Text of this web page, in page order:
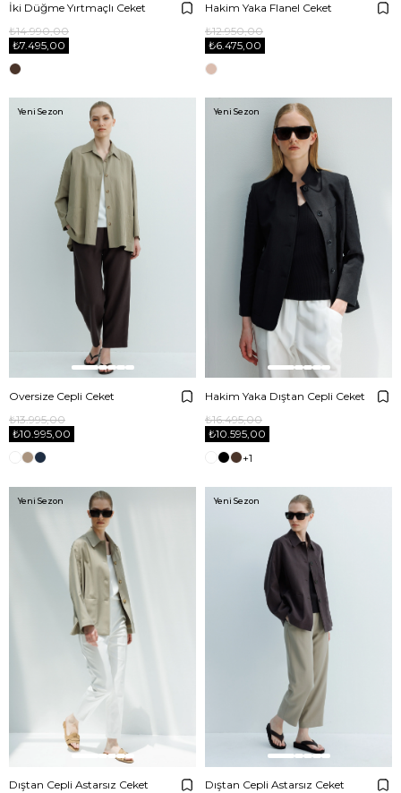
İki Düğme Yırtmaçlı Ceket
₺7.495,00
₺14.990,00
Hakim Yaka Flanel Ceket
₺6.475,00
₺12.950,00
Oversize Cepli Ceket
₺10.995,00
₺13.995,00
Yeni Sezon
Hakim Yaka Dıştan Cepli Ceket
₺10.595,00
₺16.495,00
+1
Yeni Sezon
Dıştan Cepli Astarsız Ceket
Yeni Sezon
Dıştan Cepli Astarsız Ceket
Yeni Sezon